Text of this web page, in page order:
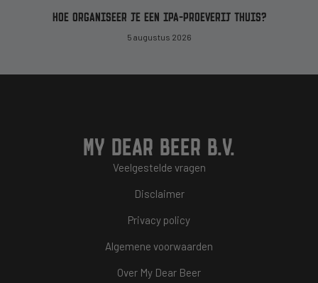
HOE ORGANISEER JE EEN IPA-PROEVERIJ THUIS?
5 augustus 2026
MY DEAR BEER B.V.
Veelgestelde vragen
Disclaimer
Privacy policy
Algemene voorwaarden
Over My Dear Beer